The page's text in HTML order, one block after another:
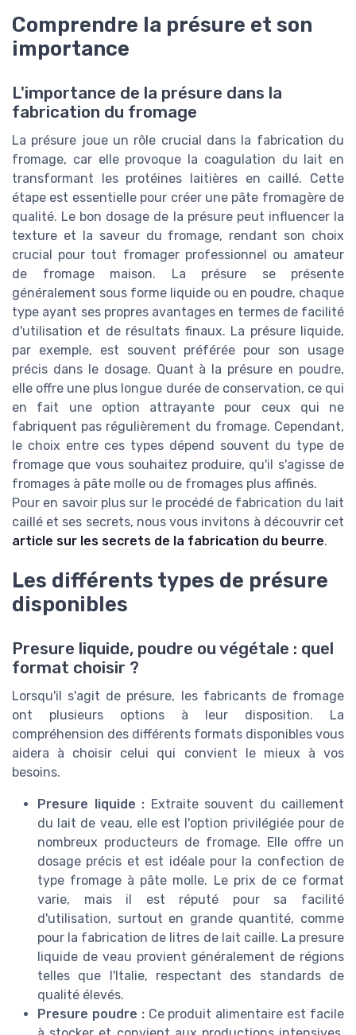
Comprendre la présure et son
importance
L'importance de la présure dans la
fabrication du fromage
La présure joue un rôle crucial dans la fabrication du
fromage, car elle provoque la coagulation du lait en
transformant les protéines laitières en caillé. Cette
étape est essentielle pour créer une pâte fromagère de
qualité. Le bon dosage de la présure peut influencer la
texture et la saveur du fromage, rendant son choix
crucial pour tout fromager professionnel ou amateur
de fromage maison. La présure se présente
généralement sous forme liquide ou en poudre, chaque
type ayant ses propres avantages en termes de facilité
d'utilisation et de résultats finaux. La présure liquide,
par exemple, est souvent préférée pour son usage
précis dans le dosage. Quant à la présure en poudre,
elle offre une plus longue durée de conservation, ce qui
en fait une option attrayante pour ceux qui ne
fabriquent pas régulièrement du fromage. Cependant,
le choix entre ces types dépend souvent du type de
fromage que vous souhaitez produire, qu'il s'agisse de
fromages à pâte molle ou de fromages plus affinés.
Pour en savoir plus sur le procédé de fabrication du lait
caillé et ses secrets, nous vous invitons à découvrir cet
article sur les secrets de la fabrication du beurre.
Les différents types de présure
disponibles
Presure liquide, poudre ou végétale : quel
format choisir ?
Lorsqu'il s'agit de présure, les fabricants de fromage
ont plusieurs options à leur disposition. La
compréhension des différents formats disponibles vous
aidera à choisir celui qui convient le mieux à vos
besoins.
Presure liquide : Extraite souvent du caillement
du lait de veau, elle est l'option privilégiée pour de
nombreux producteurs de fromage. Elle offre un
dosage précis et est idéale pour la confection de
type fromage à pâte molle. Le prix de ce format
varie, mais il est réputé pour sa facilité
d'utilisation, surtout en grande quantité, comme
pour la fabrication de litres de lait caille. La presure
liquide de veau provient généralement de régions
telles que l'Italie, respectant des standards de
qualité élevés.
Presure poudre :Ce produit alimentaire est facile